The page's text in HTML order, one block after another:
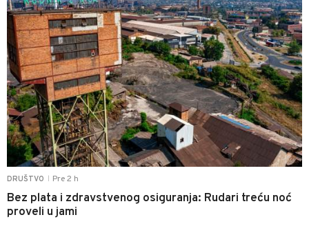
DRUŠTVO Pre 2 h
Bez plata i zdravstvenog osiguranja: Rudari treću noć
proveli u jami